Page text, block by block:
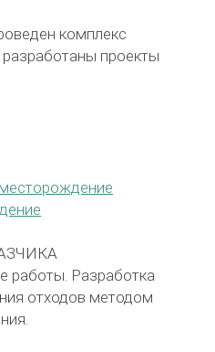
комплекс
проекты
работы. Разработка
отходов методом